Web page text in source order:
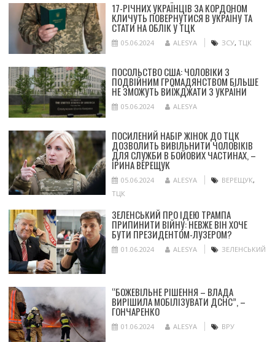
17-РІЧНИХ УКРАЇНЦІВ ЗА КОРДОНОМ
КЛИЧУТЬ ПОВЕРНУТИСЯ В УКРАЇНУ ТА
СТАТИ НА ОБЛІК У ТЦК
05.06.2024 ALESYA ЗСУ, ТЦК
ПОСОЛЬСТВО США: ЧОЛОВІКИ З
ПОДВІЙНИМ ГРОМАДЯНСТВОМ БІЛЬШЕ
НЕ ЗМОЖУТЬ ВИЇЖДЖАТИ З УКРАЇНИ
05.06.2024 ALESYA
ПОСИЛЕНИЙ НАБІР ЖІНОК ДО ТЦК
ДОЗВОЛИТЬ ВИВІЛЬНИТИ ЧОЛОВІКІВ
ДЛЯ СЛУЖБИ В БОЙОВИХ ЧАСТИНАХ, –
ІРИНА ВЕРЕЩУК
05.06.2024 ALESYA ВЕРЕЩУК,
ТЦК
ЗЕЛЕНСЬКИЙ ПРО ІДЕЮ ТРАМПА
ПРИПИНИТИ ВІЙНУ: НЕВЖЕ ВІН ХОЧЕ
БУТИ ПРЕЗИДЕНТОМ-ЛУЗЕРОМ?
01.06.2024 ALESYA ЗЕЛЕНСЬКИЙ
“БОЖЕВІЛЬНЕ РІШЕННЯ – ВЛАДА
ВИРІШИЛА МОБІЛІЗУВАТИ ДСНС”, –
ГОНЧАРЕНКО
01.06.2024 ALESYA ВРУ